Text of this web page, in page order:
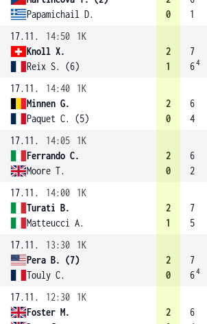
Papamichail D.
0
1
17.11.
14:50
1K
Knoll X.
Reix S. (6)
2
1
7
64
17.11.
14:40
1K
Minnen G.
Paquet C. (5)
2
0
6
4
17.11.
14:05
1K
Ferrando C.
Moore T.
2
0
6
2
17.11.
14:00
1K
Turati B.
Matteucci A.
2
1
7
5
17.11.
13:30
1K
Pera B. (7)
Touly C.
2
0
7
64
17.11.
12:30
1K
Foster M.
2
6